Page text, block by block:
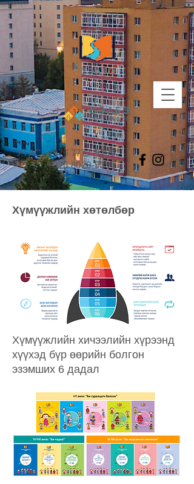
УТАС:+976 7777-9196
+976 8020-9196
Хүмүүжлийн хөтөлбөр
Хүмүүжлийн хичээлийн хүрээнд
хүүхэд бүр өөрийн болгон
эзэмших 6 дадал